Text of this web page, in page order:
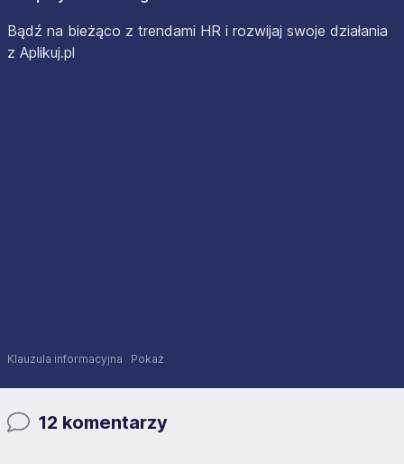
Bądź na bieżąco z trendami HR i rozwijaj swoje działania
z Aplikuj.pl
Klauzula informacyjna Pokaż
12 komentarzy